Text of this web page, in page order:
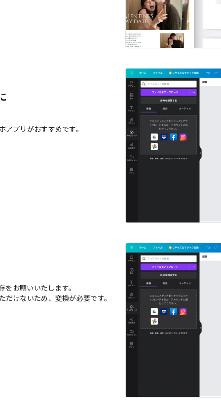
プリがおすすめです。
お願いいたします。
けないため、変換が必要です。